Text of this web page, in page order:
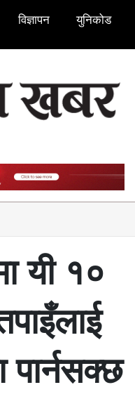
विज्ञापन युनिकोड
यी १०
पार्नसक्छ